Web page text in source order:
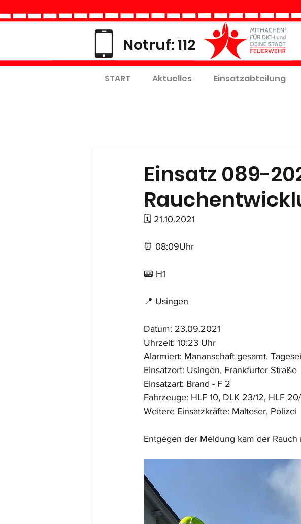
Notruf: 112
START Aktuelles Einsatzabteilung
Einsatz 089-
🗓 21.10.2021
⏰ 08:09Uhr
📟 H1
📍 Usingen
Datum: 23.09.2021
Uhrzeit: 10:23 Uhr
Alarmiert: Mananschaft gesamt,
Einsatzort: Usingen, Frankfurter Straße
Einsatzart: Brand - F 2
Fahrzeuge: HLF 10, DLK 23/12, HLF
Weitere Einsatzkräfte: Malteser, Polizei
Entgegen der Meldung kam der